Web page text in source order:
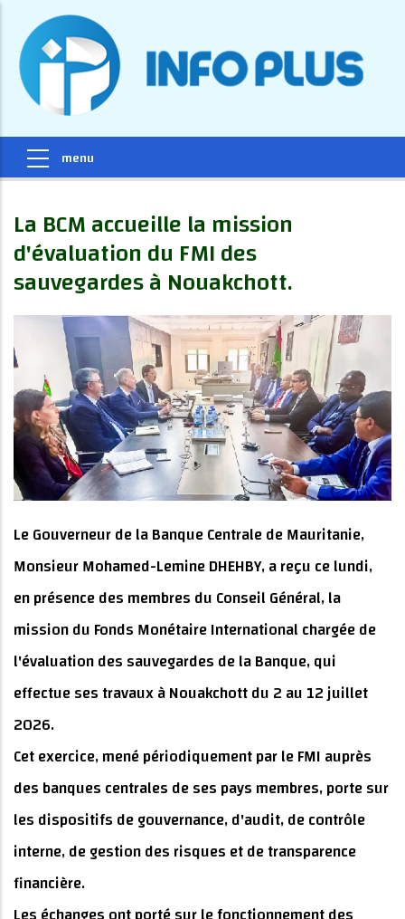
La BCM accueille la mission
d'évaluation du FMI des
sauvegardes à Nouakchott.
Le Gouverneur de la Banque Centrale de Mauritanie,
Monsieur Mohamed-Lemine DHEHBY, a reçu ce lundi,
en présence des membres du Conseil Général, la
mission du Fonds Monétaire International chargée de
l'évaluation des sauvegardes de la Banque, qui
effectue ses travaux à Nouakchott du 2 au 12 juillet
2026.
Cet exercice, mené périodiquement par le FMI auprès
des banques centrales de ses pays membres, porte sur
les dispositifs de gouvernance, d'audit, de contrôle
interne, de gestion des risques et de transparence
financière.